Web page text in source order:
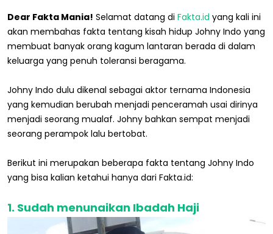
Dear Fakta Mania! Selamat datang di Fakta.id yang kali ini
akan membahas fakta tentang kisah hidup Johny Indo yang
membuat banyak orang kagum lantaran berada di dalam
keluarga yang penuh toleransi beragama.
Johny Indo dulu dikenal sebagai aktor ternama Indonesia
yang kemudian berubah menjadi penceramah usai dirinya
menjadi seorang mualaf. Johny bahkan sempat menjadi
seorang perampok lalu bertobat.
Berikut ini merupakan beberapa fakta tentang Johny Indo
yang bisa kalian ketahui hanya dari Fakta.id:
1. Sudah menunaikan Ibadah Haji